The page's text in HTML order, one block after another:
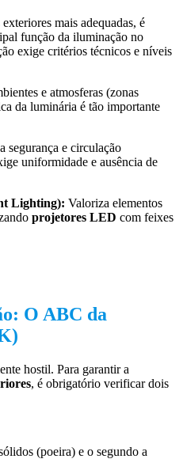
mais adequadas, é
função da iluminação no
exige critérios técnicos e níveis
e atmosferas (zonas
da luminária é tão importante
segurança e circulação
uniformidade e ausência de
Lighting): Valoriza elementos
projetores LED com feixes
O ABC da
hostil. Para garantir a
, é obrigatório verificar dois
(poeira) e o segundo a